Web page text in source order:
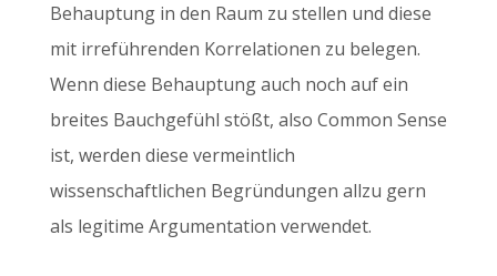
Behauptung in den Raum zu stellen und diese
mit irreführenden Korrelationen zu belegen.
Wenn diese Behauptung auch noch auf ein
breites Bauchgefühl stößt, also Common Sense
ist, werden diese vermeintlich
wissenschaftlichen Begründungen allzu gern
als legitime Argumentation verwendet.